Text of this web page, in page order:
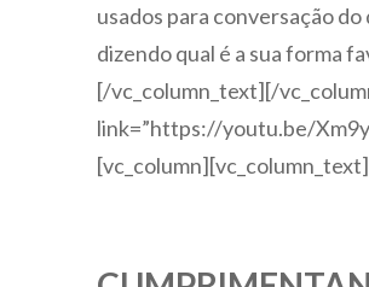
usados para conversação
dizendo qual é a sua forma
[/vc_column_text][/
link=”https://youtu.be/
[vc_column][vc_column_text]